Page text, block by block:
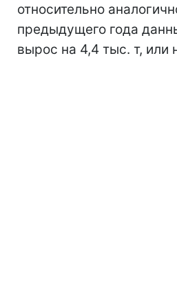
относительно
предыдущего года
вырос на 4,4 тыс. т, или